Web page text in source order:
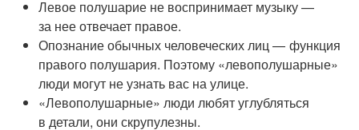
Левое полушарие не воспринимает музыку —
за нее отвечает правое.
Опознание обычных человеческих лиц — функция
правого полушария. Поэтому «левополушарные»
люди могут не узнать вас на улице.
«Левополушарные» люди любят углубляться
в детали, они скрупулезны.